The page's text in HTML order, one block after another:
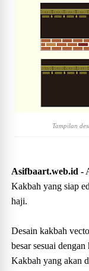
Tampilan
Asifbaart.web.id -
Kakbah yang siap
haji.
Desain kakbah
besar sesuai
Kakbah yang akan